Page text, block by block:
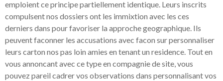
emploient ce principe partiellement identique. Leurs inscrits
compulsent nos dossiers ont les immixtion avec les ces
derniers dans pour favoriser la approche geographique. Ils
peuvent faconner les accusations avec facon sur personnaliser
leurs carton nos pas loin amies en tenant un residence. Tout en
vous annoncant avec ce type en compagnie de site, vous
pouvez pareil cadrer vos observations dans personnalisant vos